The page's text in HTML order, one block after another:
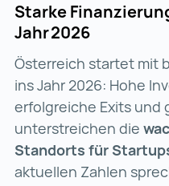
Starke
Jahr 2026
Österreich startet mit
ins Jahr 2026: Hohe
erfolgreiche Exits und
unterstreichen die
Standorts für
aktuellen Zahlen